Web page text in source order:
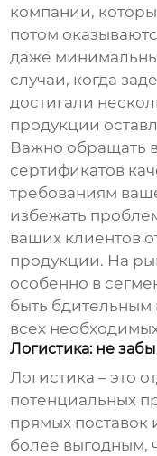
компании,
потом
даже
случаи, когда
достигали
продукции
Важно обращать
сертификатов
требованиям
избежать
ваших клиентов
продукции. На
особенно в
быть бдительным
всех
Логистика: не
Логистика – это
потенциальных
прямых поставок
более выгодным,